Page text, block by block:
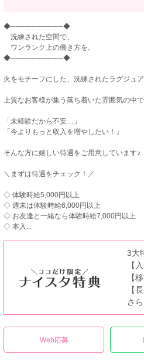
◆──────────◆
洗練された空間で、
ワンランク上の働き方を。
◆──────────◆
火をモチーフにした、洗練されたラグジュ
上質なお客様が集う落ち着いた雰囲気の中
「未経験だから不安…」
「今よりもっと収入を増やしたい！」
そんな方に嬉しい待遇をご用意しています♪
＼まずは待遇をチェック！／
◇ 体験時給5,000円以上
◇ 週末は体験時給6,000円以上
◇ お友達と一緒なら体験時給7,000円以上
◇ 本入...
3大
【
【
【
さ
Web応募